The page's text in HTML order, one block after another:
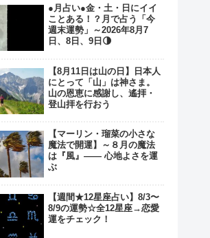
●月占い●金・土・日にイイ
ことある！？月で占う「今
週末運勢」～2026年8月7
日、8日、9日🌗
【8月11日は山の日】日本人
にとって「山」は神さま。
山の恩恵に感謝し、遙拝・
登山拝を行おう
【マーリン・瑠菜の小さな
魔法で開運】～８月の魔法
は『風』―― 心地よさを運
ぶ
【週間★12星座占い】8/3〜
8/9の運勢☆全12星座→恋愛
運をチェック！